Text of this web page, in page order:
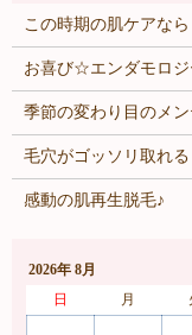
この時期の肌ケアなら
お喜び☆エンダモロジ
季節の変わり目のメン
毛穴がゴッソリ取れる
感動の肌再生脱毛♪
2026年 8月
日
月